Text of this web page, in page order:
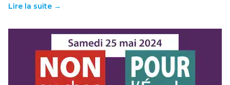
Lire la suite →